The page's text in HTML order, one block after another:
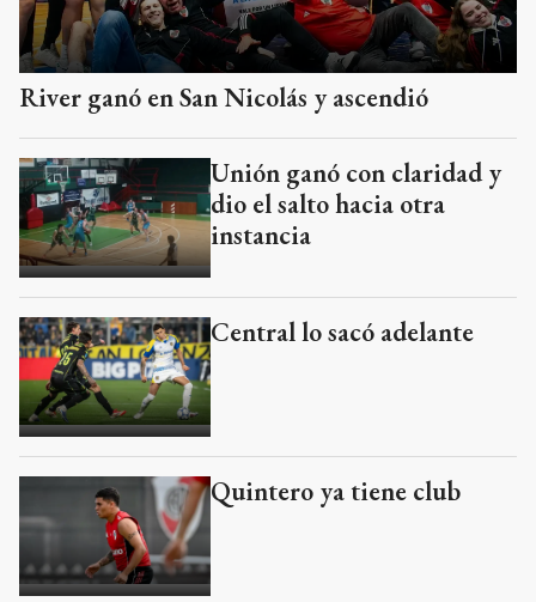
River ganó en San Nicolás y ascendió
Unión ganó con claridad y
dio el salto hacia otra
instancia
Central lo sacó adelante
Quintero ya tiene club